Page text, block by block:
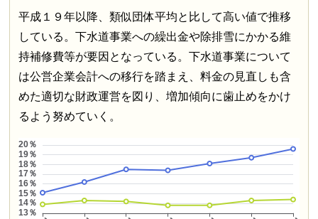
平成１９年以降、類似団体平均と比して高い値で推移
している。下水道事業への繰出金や除排雪にかかる維
持補修費等が要因となっている。下水道事業について
は公営企業会計への移行を踏まえ、料金の見直しも含
めた適切な財政運営を図り、増加傾向に歯止めをかけ
るよう努めていく。